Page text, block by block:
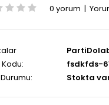
0 yorum |
fsdkfds-
Stokta